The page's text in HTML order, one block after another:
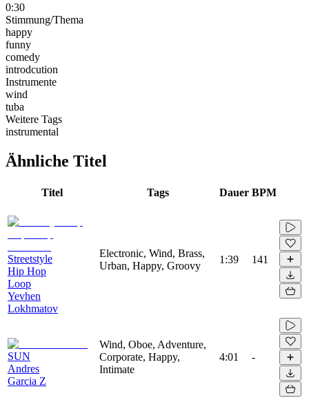
0:30
Stimmung/Thema
happy
funny
comedy
introdcution
Instrumente
wind
tuba
Weitere Tags
instrumental
Ähnliche Titel
Titel Tags Dauer BPM
Streetstyle
Hip Hop
Loop
Yevhen
Lokhmatov
Electronic, Wind, Brass,
Urban, Happy, Groovy
1:39 141
SUN
Andres
Garcia Z
Wind, Oboe, Adventure,
Corporate, Happy,
Intimate
4:01 -